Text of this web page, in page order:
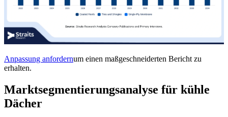
Anpassung anfordernum einen maßgeschneiderten Bericht zu
erhalten.
Marktsegmentierungsanalyse für kühle
Dächer